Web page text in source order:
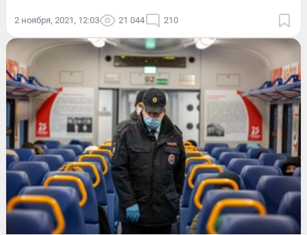
2 ноября, 2021, 12:03 21 044 210